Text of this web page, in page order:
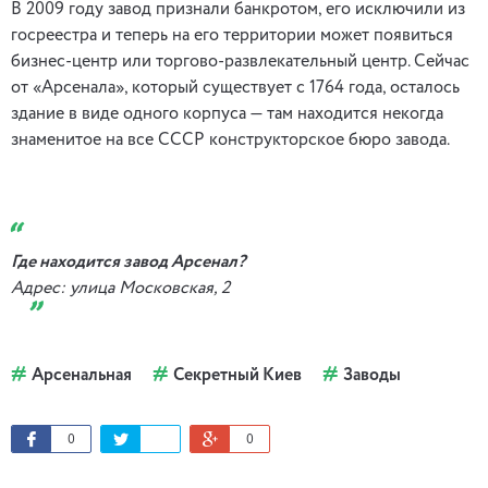
В 2009 году завод признали банкротом, его исключили из
госреестра и теперь на его территории может появиться
бизнес-центр или торгово-развлекательный центр. Сейчас
от «Арсенала», который существует с 1764 года, осталось
здание в виде одного корпуса — там находится некогда
знаменитое на все СССР конструкторское бюро завода.
Где находится завод Арсенал?
Адрес: улица Московская, 2
Арсенальная Секретный Киев Заводы
0 0